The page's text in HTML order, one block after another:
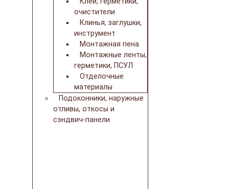
очистители
Клинья, заглушки,
инструмент
Монтажная пена
Монтажные ленты,
герметики, ПСУЛ
Отделочные
материалы
Подоконники, наружные
отливы, откосы и
сэндвич-панели